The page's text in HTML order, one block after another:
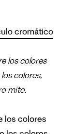
cromático
los colores
colores,
mito.
los colores